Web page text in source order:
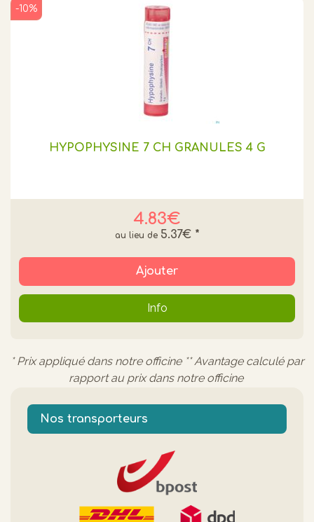
HYPOPHYSINE 7 CH GRANULES 4 G
4.83€
-10%
5.37€ *
Ajouter
Info
* Prix appliqué dans notre officine ** Avantage calculé par
rapport au prix dans notre officine
Nos transporteurs